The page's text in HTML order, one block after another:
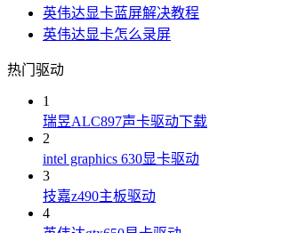
英伟达显卡蓝屏解决教程
英伟达显卡怎么录屏
热门驱动
1
瑞昱ALC897声卡驱动下载
2
intel graphics 630显卡驱动
3
技嘉z490主板驱动
4